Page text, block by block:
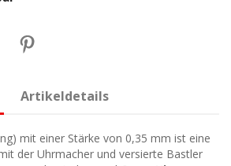
Artikeldetails
mit einer Stärke von 0,35 mm ist eine
der Uhrmacher und versierte Bastler